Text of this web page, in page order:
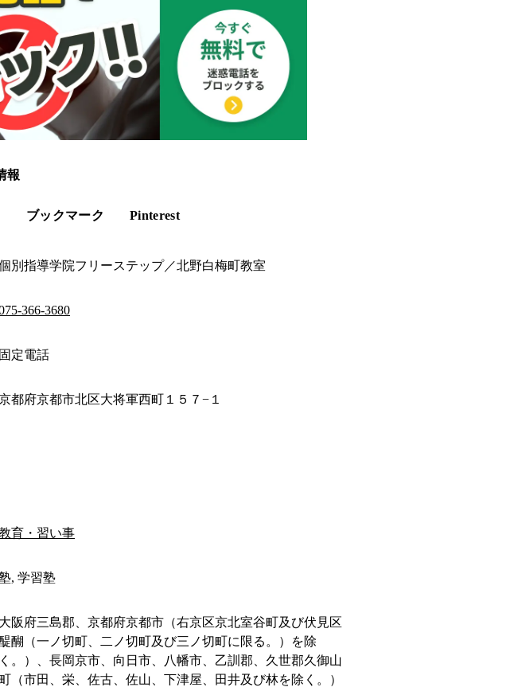
報
ブックマーク Pinterest
別指導学院フリーステップ／北野白梅町教室
366-3680
固定電話
都府京都市北区大将軍西町１５７−１
育・習い事
, 学習塾
大阪府三島郡、京都府京都市（右京区京北室谷町及び伏見区
醐（一ノ切町、二ノ切町及び三ノ切町に限る。）を除
く。）、長岡京市、向日市、八幡市、乙訓郡、久世郡久御山
（市田、栄、佐古、佐山、下津屋、田井及び林を除く。）